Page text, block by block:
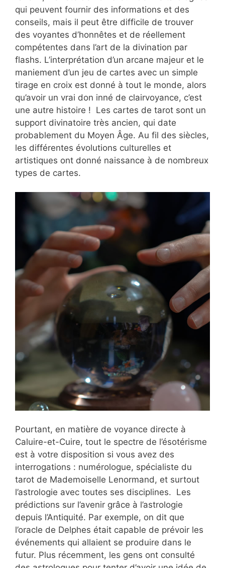
qui peuvent fournir des informations et des
conseils, mais il peut être difficile de trouver
des voyantes d’honnêtes et de réellement
compétentes dans l’art de la divination par
flashs. L’interprétation d’un arcane majeur et le
maniement d’un jeu de cartes avec un simple
tirage en croix est donné à tout le monde, alors
qu’avoir un vrai don inné de clairvoyance, c’est
une autre histoire ! Les cartes de tarot sont un
support divinatoire très ancien, qui date
probablement du Moyen Âge. Au fil des siècles,
les différentes évolutions culturelles et
artistiques ont donné naissance à de nombreux
types de cartes.
Pourtant, en matière de voyance directe à
Caluire-et-Cuire, tout le spectre de l’ésotérisme
est à votre disposition si vous avez des
interrogations : numérologue, spécialiste du
tarot de Mademoiselle Lenormand, et surtout
l’astrologie avec toutes ses disciplines. Les
prédictions sur l’avenir grâce à l’astrologie
depuis l’Antiquité. Par exemple, on dit que
l’oracle de Delphes était capable de prévoir les
événements qui allaient se produire dans le
futur. Plus récemment, les gens ont consulté